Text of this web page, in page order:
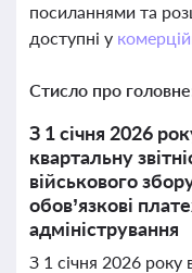
посиланнями та
доступні у
Стисло про
З 1 січня 2026
квартальну
військового
обов’язкові
адміністрування
З 1 січня 2026 року